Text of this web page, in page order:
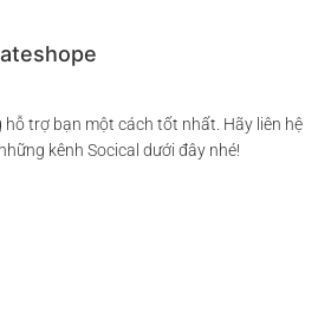
hỗ trợ bạn một cách tốt nhất. Hãy liên hệ
kênh Socical dưới đây nhé!